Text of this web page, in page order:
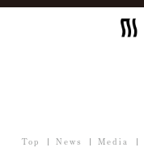
Top News Media